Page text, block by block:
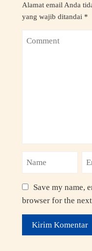
Alamat email Anda
yang wajib ditandai *
Save my name,
browser for the